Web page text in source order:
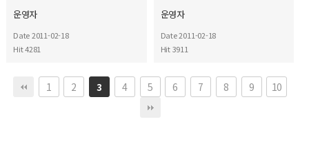
운영자
Date 2011-02-18
Hit 4281
운영자
Date 2011-02-18
Hit 3911
1 2 3 4 5 6 7 8 9 10